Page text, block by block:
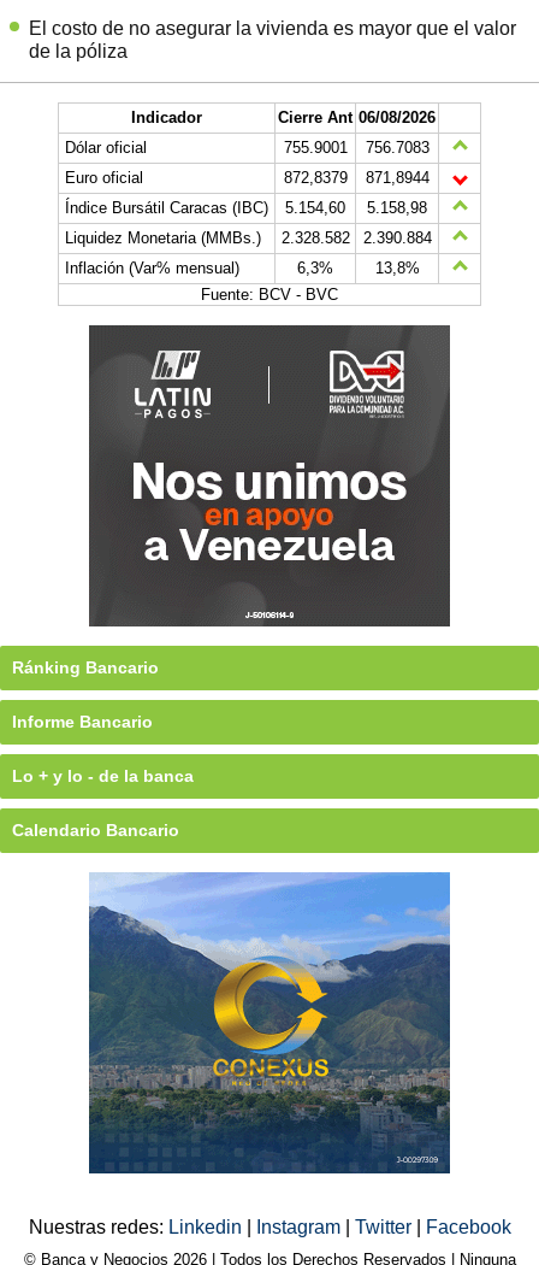
El costo de no asegurar la vivienda es mayor que el valor
de la póliza
Indicador Cierre Ant 06/08/2026
Dólar oficial
755.9001
756.7083
Euro oficial
872,8379
871,8944
Índice Bursátil Caracas (IBC)
5.154,60
5.158,98
Liquidez Monetaria (MMBs.)
2.328.582
2.390.884
Inflación (Var% mensual)
6,3%
13,8%
Fuente: BCV - BVC
Ránking Bancario
Informe Bancario
Lo + y lo - de la banca
Calendario Bancario
Nuestras redes: Linkedin Instagram Twitter Facebook
© Banca y Negocios 2026 | Todos los Derechos Reservados | Ninguna